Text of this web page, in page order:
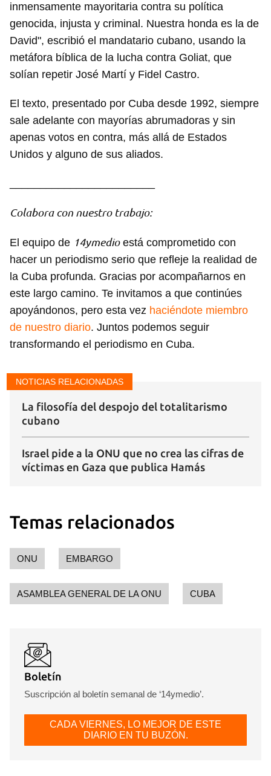
Guardar como favorito
Para poder guardar como favorito, primero has de
iniciar sesión con tu cuenta de 14ymedio.
INICIAR SESIÓN CANCELAR
inmensamente mayoritaria contra su política
genocida, injusta y criminal. Nuestra honda es la de
David", escribió el mandatario cubano, usando la
metáfora bíblica de la lucha contra Goliat, que
solían repetir José Martí y Fidel Castro.
El texto, presentado por Cuba desde 1992, siempre
sale adelante con mayorías abrumadoras y sin
apenas votos en contra, más allá de Estados
Unidos y alguno de sus aliados.
Colabora con nuestro trabajo:
El equipo de 14ymedioestá comprometido con
hacer un periodismo serio que refleje la realidad de
la Cuba profunda. Gracias por acompañarnos en
este largo camino. Te invitamos a que continúes
apoyándonos, pero esta vez haciéndote miembro
de nuestro diario. Juntos podemos seguir
transformando el periodismo en Cuba.
NOTICIAS RELACIONADAS
La filosofía del despojo del totalitarismo
cubano
Israel pide a la ONU que no crea las cifras de
víctimas en Gaza que publica Hamás
Temas relacionados
ONU EMBARGO
ASAMBLEA GENERAL DE LA ONU CUBA
Boletín
Suscripción al boletín semanal de ‘14ymedio’.
CADA VIERNES, LO MEJOR DE ESTE
DIARIO EN TU BUZÓN.